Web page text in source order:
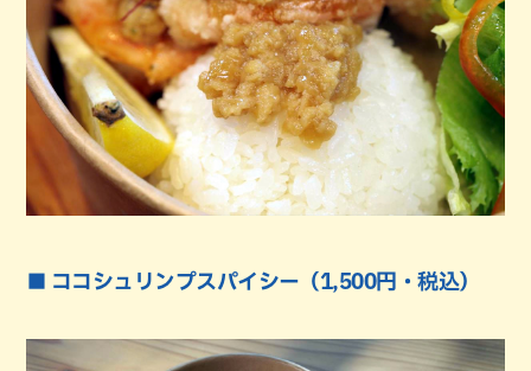
■ ココシュリンプスパイシー（1,500円・税込）